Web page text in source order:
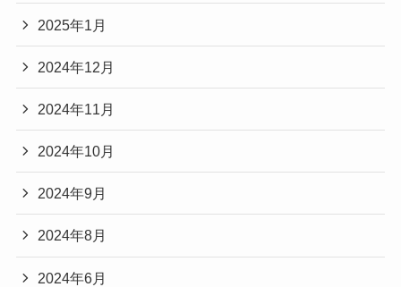
2025年1月
2024年12月
2024年11月
2024年10月
2024年9月
2024年8月
2024年6月